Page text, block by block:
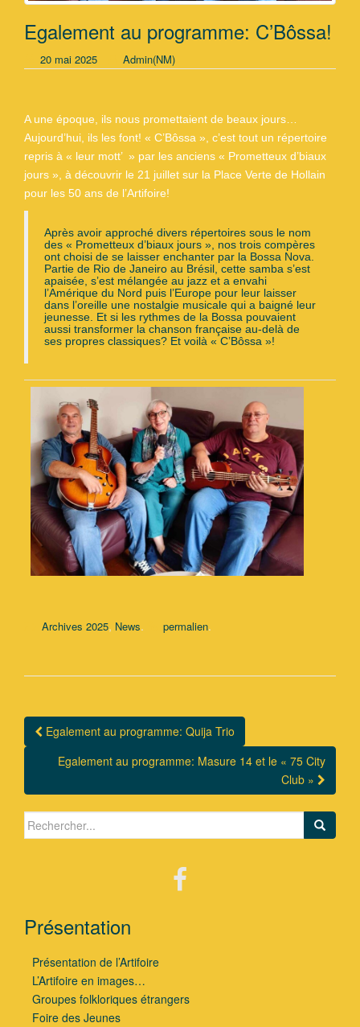
Egalement au programme: C’Bôssa!
20 mai 2025 Admin(NM)
A une époque, ils nous promettaient de beaux jours…
Aujourd’hui, ils les font! « C’Bôssa », c’est tout un répertoire
repris à « leur mott’ » par les anciens « Prometteux d’biaux
jours », à découvrir le 21 juillet sur la Place Verte de Hollain
pour les 50 ans de l’Artifoire!
Après avoir approché divers répertoires sous le nom
des « Prometteux d’biaux jours », nos trois compères
ont choisi de se laisser enchanter par la Bossa Nova.
Partie de Rio de Janeiro au Brésil, cette samba s’est
apaisée, s’est mélangée au jazz et a envahi
l’Amérique du Nord puis l’Europe pour leur laisser
dans l’oreille une nostalgie musicale qui a baigné leur
jeunesse. Et si les rythmes de la Bossa pouvaient
aussi transformer la chanson française au-delà de
ses propres classiques? Et voilà « C’Bôssa »!
Archives 2025, News. permalien.
Navigation Article
Egalement au programme: Quija Trio
Egalement au programme: Masure 14 et le « 75 City
Club »
Search for:
Présentation
Présentation de l’Artifoire
L’Artifoire en images…
Groupes folkloriques étrangers
Foire des Jeunes